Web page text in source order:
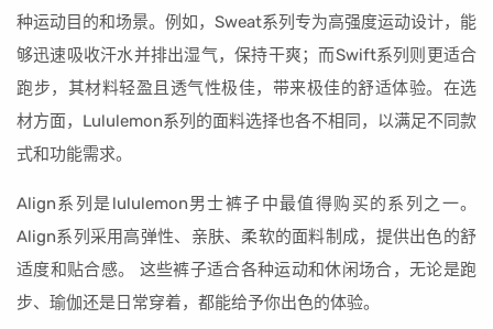
种运动目的和场景。例如，Sweat系列专为高强度运动设计，能
够迅速吸收汗水并排出湿气，保持干爽；而Swift系列则更适合
跑步，其材料轻盈且透气性极佳，带来极佳的舒适体验。在选
材方面，Lululemon系列的面料选择也各不相同，以满足不同款
式和功能需求。
Align系列是lululemon男士裤子中最值得购买的系列之一。
Align系列采用高弹性、亲肤、柔软的面料制成，提供出色的舒
适度和贴合感。 这些裤子适合各种运动和休闲场合，无论是跑
步、瑜伽还是日常穿着，都能给予你出色的体验。